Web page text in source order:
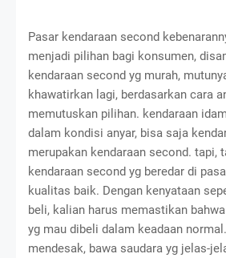
Pasar kendaraan second
menjadi pilihan bagi konsumen,
kendaraan second yg murah,
khawatirkan lagi, berdasarkan cara
memutuskan pilihan. kendaraan
dalam kondisi anyar, bisa saja
merupakan kendaraan second. tapi,
kendaraan second yg beredar di
kualitas baik. Dengan kenyataan
beli, kalian harus memastikan
yg mau dibeli dalam keadaan
mendesak, bawa saudara yg jelas-